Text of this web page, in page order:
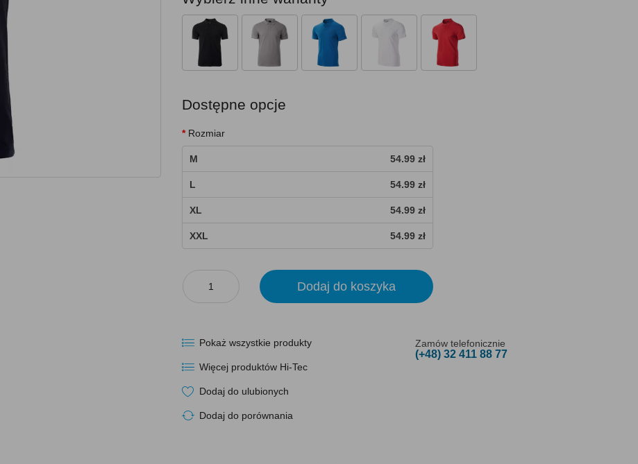
Dostępne opcje
Rozmiar
M 54.99 zł
L 54.99 zł
XL 54.99 zł
XXL 54.99 zł
Dodaj do koszyka
Pokaż wszystkie produkty
Więcej produktów Hi-Tec
Dodaj do ulubionych
Dodaj do porównania
Zamów telefonicznie
(+48) 32 411 88 77